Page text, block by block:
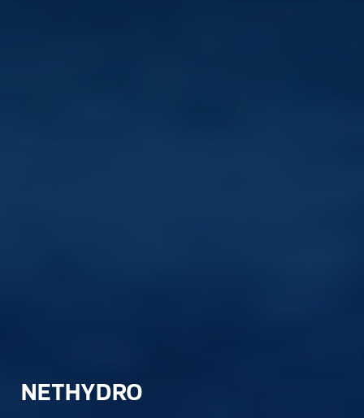
NETHYDRO